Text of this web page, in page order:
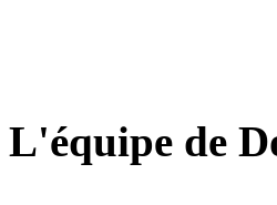
L'équipe de